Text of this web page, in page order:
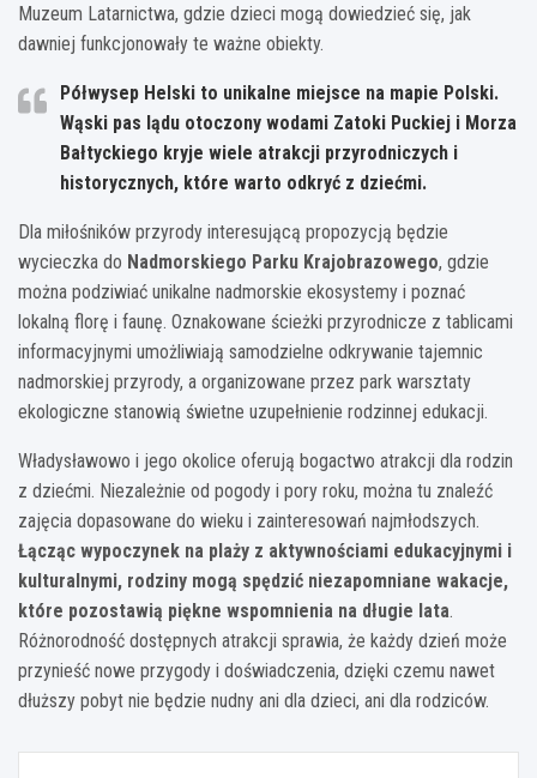
Muzeum Latarnictwa, gdzie dzieci mogą dowiedzieć się, jak
dawniej funkcjonowały te ważne obiekty.
Półwysep Helski to unikalne miejsce na mapie Polski.
Wąski pas lądu otoczony wodami Zatoki Puckiej i Morza
Bałtyckiego kryje wiele atrakcji przyrodniczych i
historycznych, które warto odkryć z dziećmi.
Dla miłośników przyrody interesującą propozycją będzie
wycieczka do Nadmorskiego Parku Krajobrazowego, gdzie
można podziwiać unikalne nadmorskie ekosystemy i poznać
lokalną florę i faunę. Oznakowane ścieżki przyrodnicze z tablicami
informacyjnymi umożliwiają samodzielne odkrywanie tajemnic
nadmorskiej przyrody, a organizowane przez park warsztaty
ekologiczne stanowią świetne uzupełnienie rodzinnej edukacji.
Władysławowo i jego okolice oferują bogactwo atrakcji dla rodzin
z dziećmi. Niezależnie od pogody i pory roku, można tu znaleźć
zajęcia dopasowane do wieku i zainteresowań najmłodszych.
Łącząc wypoczynek na plaży z aktywnościami edukacyjnymi i
kulturalnymi, rodziny mogą spędzić niezapomniane wakacje,
które pozostawią piękne wspomnienia na długie lata.
Różnorodność dostępnych atrakcji sprawia, że każdy dzień może
przynieść nowe przygody i doświadczenia, dzięki czemu nawet
dłuższy pobyt nie będzie nudny ani dla dzieci, ani dla rodziców.